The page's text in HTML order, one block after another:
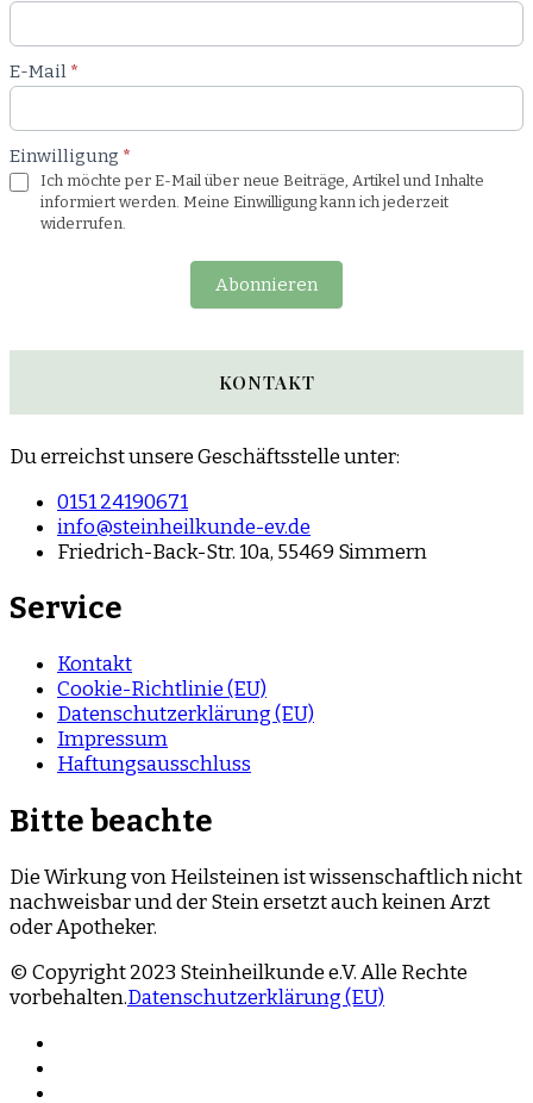
E-Mail *
Einwilligung *
Ich möchte per E-Mail über neue Beiträge, Artikel und Inhalte
informiert werden. Meine Einwilligung kann ich jederzeit
widerrufen.
Abonnieren
KONTAKT
Du erreichst unsere Geschäftsstelle unter:
0151 24190671
info@steinheilkunde-ev.de
Friedrich-Back-Str. 10a, 55469 Simmern
Service
Kontakt
Cookie-Richtlinie (EU)
Datenschutzerklärung (EU)
Impressum
Haftungsausschluss
Bitte beachte
Die Wirkung von Heilsteinen ist wissenschaftlich nicht
nachweisbar und der Stein ersetzt auch keinen Arzt
oder Apotheker.
© Copyright 2023 Steinheilkunde e.V. Alle Rechte
vorbehalten.Datenschutzerklärung (EU)